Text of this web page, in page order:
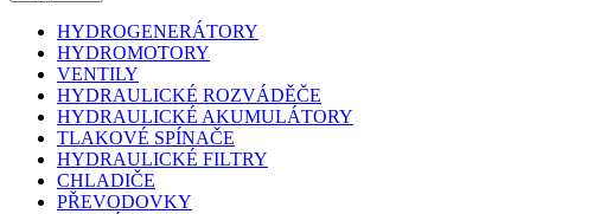
HYDROGENERÁTORY
HYDROMOTORY
VENTILY
HYDRAULICKÉ ROZVÁDĚČE
HYDRAULICKÉ AKUMULÁTORY
TLAKOVÉ SPÍNAČE
HYDRAULICKÉ FILTRY
CHLADIČE
PŘEVODOVKY